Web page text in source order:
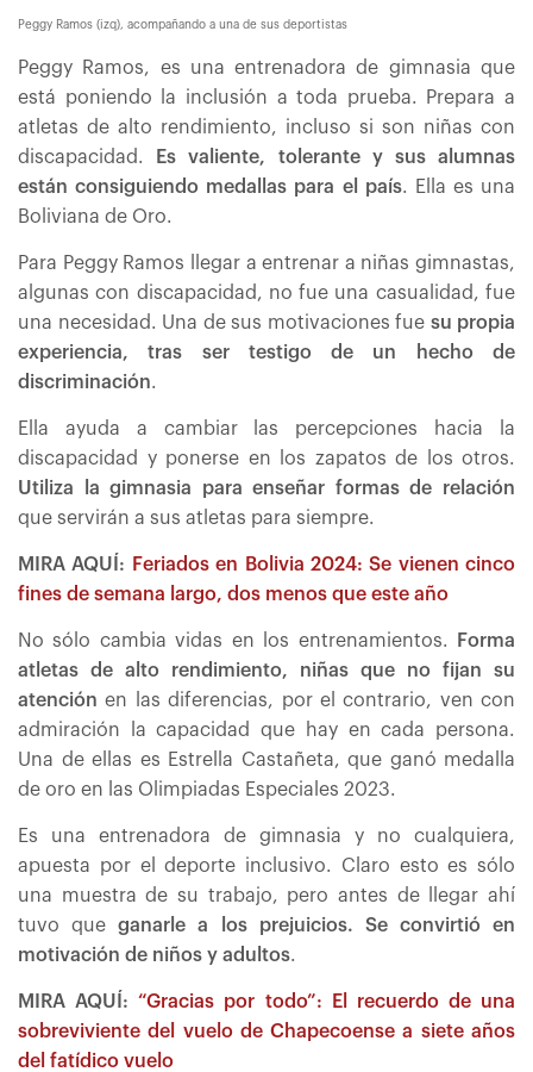
Peggy Ramos (izq), acompañando a una de sus deportistas
Peggy Ramos, es una entrenadora de gimnasia que
está poniendo la inclusión a toda prueba. Prepara a
atletas de alto rendimiento, incluso si son niñas con
discapacidad.
Es valiente, tolerante y sus alumnas
están consiguiendo medallas para el país. Ella es una
Boliviana de Oro.
Para Peggy Ramos llegar a entrenar a niñas gimnastas,
algunas con discapacidad, no fue una casualidad, fue
una necesidad. Una de sus motivaciones fue su propia
experiencia, tras ser testigo de un hecho de
discriminación.
Ella ayuda a cambiar las percepciones hacia la
discapacidad y ponerse en los zapatos de los otros.
Utiliza la gimnasia para enseñar formas de relación
que servirán a sus atletas para siempre.
MIRA AQUÍ:
Feriados en Bolivia 2024: Se vienen cinco
fines de semana largo, dos menos que este año
No sólo cambia vidas en los entrenamientos.
Forma
atletas de alto rendimiento, niñas que no fijan su
atención en las diferencias, por el contrario, ven con
admiración la capacidad que hay en cada persona.
Una de ellas es Estrella Castañeta, que ganó medalla
de oro en las Olimpiadas Especiales 2023.
Es una entrenadora de gimnasia y no cualquiera,
apuesta por el deporte inclusivo. Claro esto es sólo
una muestra de su trabajo, pero antes de llegar ahí
tuvo que ganarle a los prejuicios. Se convirtió en
motivación de niños y adultos.
MIRA AQUÍ:“Gracias por todo”: El recuerdo de una
sobreviviente del vuelo de Chapecoense a siete años
del fatídico vuelo